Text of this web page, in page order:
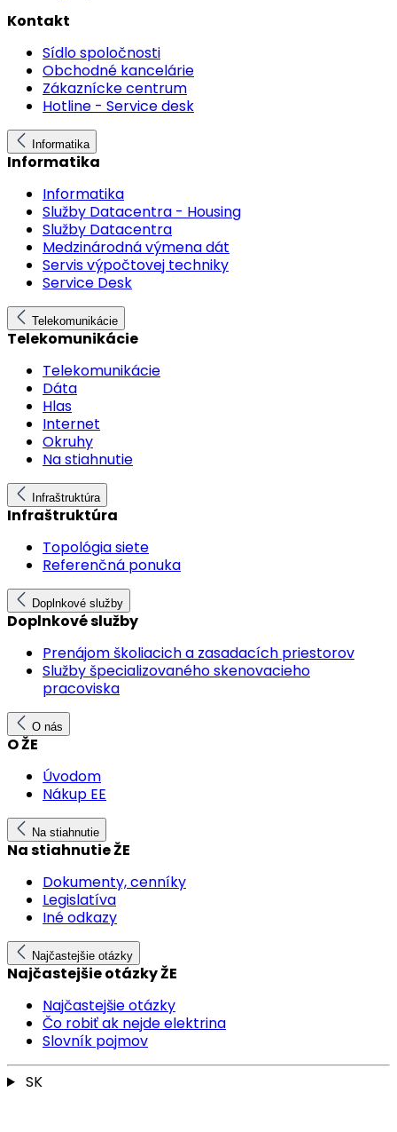
Kontakt
Sídlo spoločnosti
Obchodné kancelárie
Zákaznícke centrum
Hotline - Service desk
Informatika
Informatika
Informatika
Služby Datacentra - Housing
Služby Datacentra
Medzinárodná výmena dát
Servis výpočtovej techniky
Service Desk
Telekomunikácie
Telekomunikácie
Telekomunikácie
Dáta
Hlas
Internet
Okruhy
Na stiahnutie
Infraštruktúra
Infraštruktúra
Topológia siete
Referenčná ponuka
Doplnkové služby
Doplnkové služby
Prenájom školiacich a zasadacích priestorov
Služby špecializovaného skenovacieho
pracoviska
O nás
O ŽE
Úvodom
Nákup EE
Na stiahnutie
Na stiahnutie ŽE
Dokumenty, cenníky
Legislatíva
Iné odkazy
Najčastejšie otázky
Najčastejšie otázky ŽE
Najčastejšie otázky
Čo robiť ak nejde elektrina
Slovník pojmov
SK